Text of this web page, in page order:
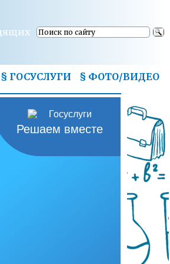
§ ГОСУСЛУГИ § ФОТО/ВИДЕО
Решаем вместе